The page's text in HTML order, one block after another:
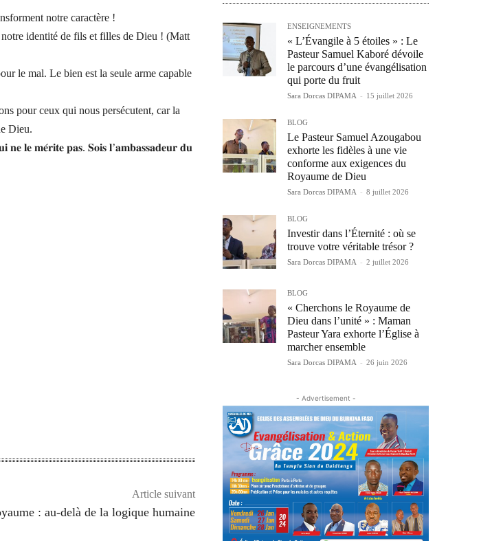
notre caractère !
notre identité de fils et filles de Dieu ! (Matt
le mal. Le bien est la seule arme capable
pour ceux qui nous persécutent, car la
Dieu.
𝐧𝐞 𝐥𝐞 𝐦𝐞́𝐫𝐢𝐭𝐞 𝐩𝐚𝐬. 𝐒𝐨𝐢𝐬 𝐥’𝐚𝐦𝐛𝐚𝐬𝐬𝐚𝐝𝐞𝐮𝐫 𝐝𝐮
Article suivant
: au-delà de la logique humaine
ENSEIGNEMENTS
« L’Évangile à 5 étoiles » : Le
Pasteur Samuel Kaboré dévoile
le parcours d’une évangélisation
qui porte du fruit
Sara Dorcas DIPAMA - 15 juillet 2026
BLOG
Le Pasteur Samuel Azougabou
exhorte les fidèles à une vie
conforme aux exigences du
Royaume de Dieu
Sara Dorcas DIPAMA - 8 juillet 2026
BLOG
Investir dans l’Éternité : où se
trouve votre véritable trésor ?
Sara Dorcas DIPAMA - 2 juillet 2026
BLOG
« Cherchons le Royaume de
Dieu dans l’unité » : Maman
Pasteur Yara exhorte l’Église à
marcher ensemble
Sara Dorcas DIPAMA - 26 juin 2026
- Advertisement -